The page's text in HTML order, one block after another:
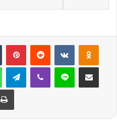
Tumblr PinterestReddit VKontakte
WhatsAppTelegramViber Line E-Posta ile
Yazdır